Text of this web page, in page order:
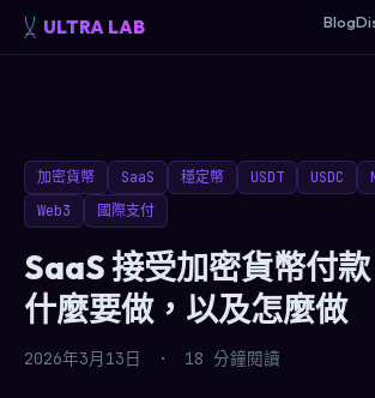
ULTRA LAB Blog
加密貨幣 SaaS 穩定幣 USDT USDC
Web3
國際支付
SaaS 接受加密貨幣付
什麼要做，以及怎麼做
2026年3月13日 · 18 分鐘閱讀